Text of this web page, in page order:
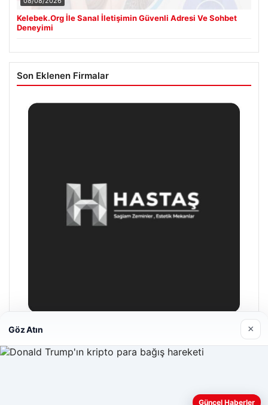
Kelebek.Org İle Sanal İletişimin Güvenli Adresi Ve Sohbet
Deneyimi
Son Eklenen Firmalar
26/05/2026
Web sitemizi nasıl kullandığınızı daha iyi anlayabilmek,
Göz Atın ×
Güncel Haberler